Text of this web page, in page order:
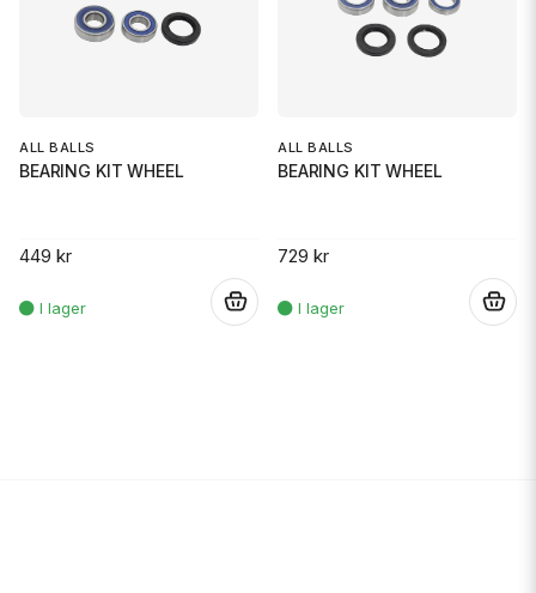
ALL BALLS
BEARING KIT WHEEL
449 kr
ALL BALLS
BEARING KIT WHEEL
729 kr